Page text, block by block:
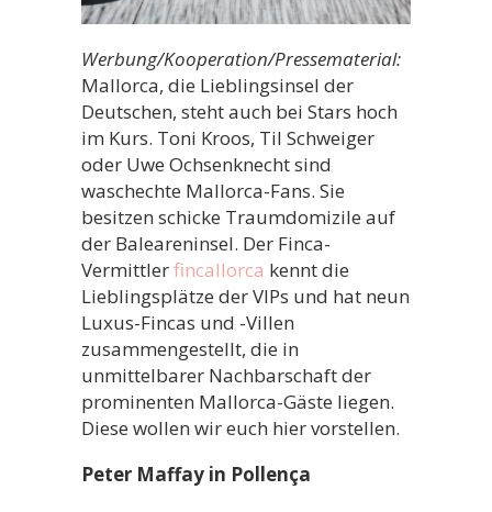
Werbung/Kooperation/Pressematerial:
Mallorca, die Lieblingsinsel der
Deutschen, steht auch bei Stars hoch
im Kurs. Toni Kroos, Til Schweiger
oder Uwe Ochsenknecht sind
waschechte Mallorca-Fans. Sie
besitzen schicke Traumdomizile auf
der Baleareninsel. Der Finca-
Vermittlerfincallorca kennt die
Lieblingsplätze der VIPs und hat neun
Luxus-Fincas und -Villen
zusammengestellt, die in
unmittelbarer Nachbarschaft der
prominenten Mallorca-Gäste liegen.
Diese wollen wir euch hier vorstellen.
Peter Maffay in Pollença